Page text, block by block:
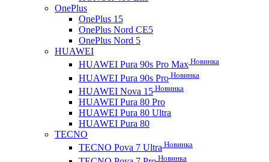
OnePlus
OnePlus 15
OnePlus Nord CE5
OnePlus Nord 5
HUAWEI
HUAWEI Pura 90s Pro Max Новинка
HUAWEI Pura 90s Pro Новинка
HUAWEI Nova 15 Новинка
HUAWEI Pura 80 Pro
HUAWEI Pura 80 Ultra
HUAWEI Pura 80
TECNO
TECNO Pova 7 Ultra Новинка
Новинка